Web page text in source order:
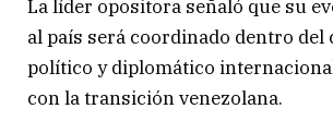
La líder opositora señaló que su
al país será coordinado dentro del
político y diplomático
con la transición venezolana.